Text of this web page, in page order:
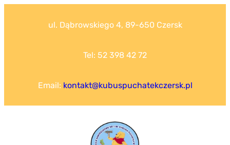
ul. Dąbrowskiego 4, 89-650 Czersk
Tel: 52 398 42 72
Email: kontakt@kubuspuchatekczersk.pl